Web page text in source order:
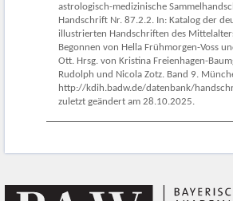
astrologisch-medizinische
Handschrift Nr. 87.2.2. In: Katalog der
illustrierten Handschriften des
Begonnen von Hella Frühmorgen-Voss
Ott. Hrsg. von Kristina Freienhagen-
Rudolph und Nicola Zotz. Band 9.
http://kdih.badw.de/datenbank/
zuletzt geändert am 28.10.2025.